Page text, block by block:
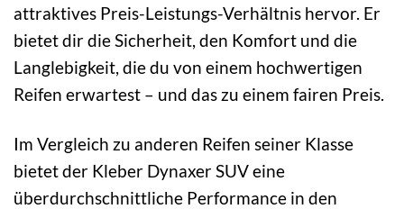
attraktives Preis-Leistungs-Verhältnis hervor. Er
bietet dir die Sicherheit, den Komfort und die
Langlebigkeit, die du von einem hochwertigen
Reifen erwartest – und das zu einem fairen Preis.
Im Vergleich zu anderen Reifen seiner Klasse
bietet der Kleber Dynaxer SUV eine
überdurchschnittliche Performance in den